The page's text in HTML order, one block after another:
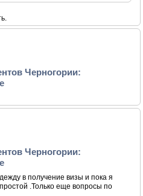
Черногории:
Черногории:
в получение визы и пока я
.Только еще вопросы по